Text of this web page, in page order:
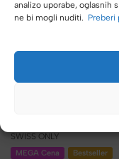
analizo uporabe, oglasnih
ne bi mogli nuditi. Preberi
SWISS ONLY
MEGA Cena Bestseller